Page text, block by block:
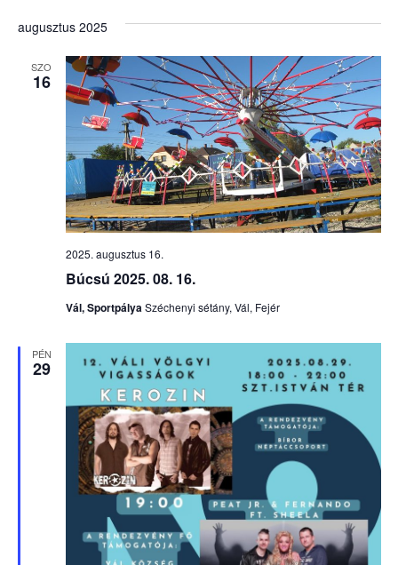
augusztus 2025
SZO
16
Búcsú 2025. 08. 16.
2025. augusztus 16.
Vál, SportpályaSzéchenyi sétány, Vál, Fejér
PÉN
29